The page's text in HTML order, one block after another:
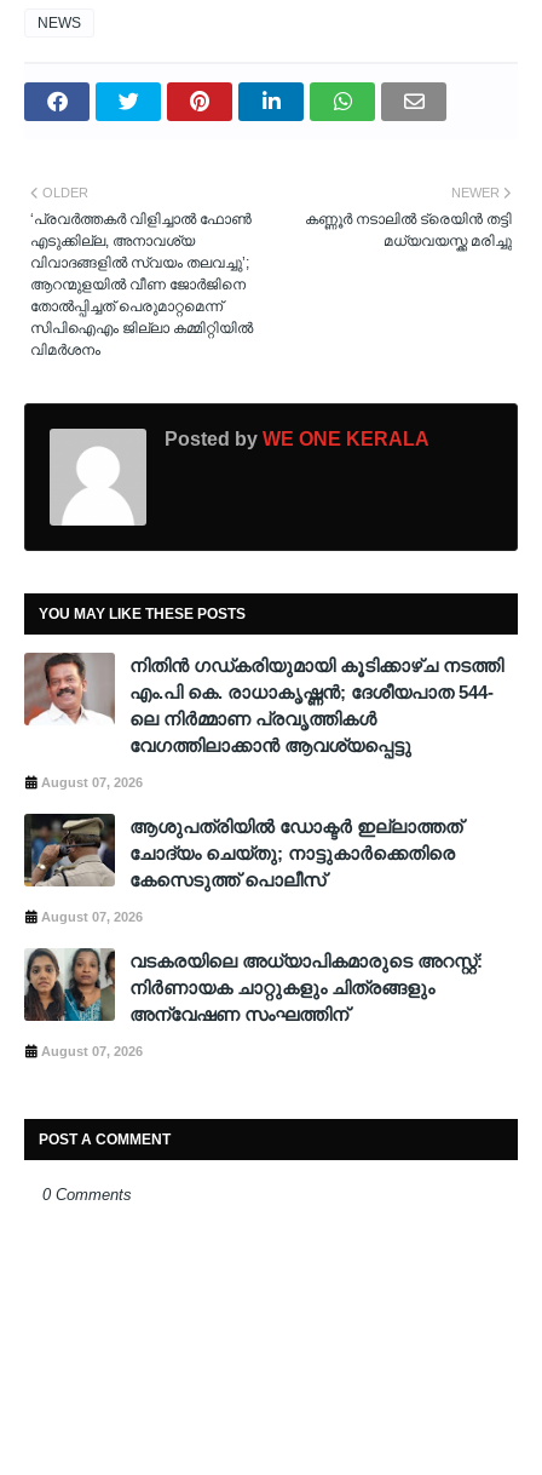
NEWS
NEWER
കണ്ണൂർ നടാലിൽ ട്രെയിൻ തട്ടി
മധ്യവയസ്ക്ക മരിച്ചു
OLDER
‘പ്രവർത്തകർ വിളിച്ചാൽ ഫോൺ
എടുക്കില്ല, അനാവശ്യ
വിവാദങ്ങളിൽ സ്വയം തലവച്ചു’;
ആറന്മുളയിൽ വീണ ജോർജിനെ
തോൽപ്പിച്ചത് പെരുമാറ്റമെന്ന്
സിപിഐഎം ജില്ലാ കമ്മിറ്റിയിൽ
വിമർശനം
Posted by WE ONE KERALA
YOU MAY LIKE THESE POSTS
നിതിൻ ഗഡ്കരിയുമായി കൂടിക്കാഴ്ച നടത്തി
എം.പി കെ. രാധാകൃഷ്ണൻ; ദേശീയപാത 544-
ലെ നിർമ്മാണ പ്രവൃത്തികൾ
വേഗത്തിലാക്കാൻ ആവശ്യപ്പെട്ടു
August 07, 2026
ആശുപത്രിയില്‍ ഡോക്ടര്‍ ഇല്ലാത്തത്
ചോദ്യം ചെയ്തു; നാട്ടുകാര്‍ക്കെതിരെ
കേസെടുത്ത് പൊലീസ്
August 07, 2026
വടകരയിലെ അധ്യാപികമാരുടെ അറസ്റ്റ്:
നിർണായക ചാറ്റുകളും ചിത്രങ്ങളും
അന്വേഷണ സംഘത്തിന്
August 07, 2026
POST A COMMENT
0 Comments